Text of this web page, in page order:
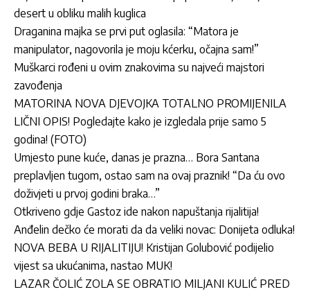
desert u obliku malih kuglica
Draganina majka se prvi put oglasila: “Matora je
manipulator, nagovorila je moju kćerku, očajna sam!”
Muškarci rođeni u ovim znakovima su najveći majstori
zavođenja
MATORINA NOVA DJEVOJKA TOTALNO PROMIJENILA
LIČNI OPIS! Pogledajte kako je izgledala prije samo 5
godina! (FOTO)
Umjesto pune kuće, danas je prazna… Bora Santana
preplavljen tugom, ostao sam na ovaj praznik! “Da ću ovo
doživjeti u prvoj godini braka…”
Otkriveno gdje Gastoz ide nakon napuštanja rijalitija!
Anđelin dečko će morati da da veliki novac: Donijeta odluka!
NOVA BEBA U RIJALITIJU! Kristijan Golubović podijelio
vijest sa ukućanima, nastao MUK!
LAZAR ČOLIĆ ZOLA SE OBRATIO MILJANI KULIĆ PRED